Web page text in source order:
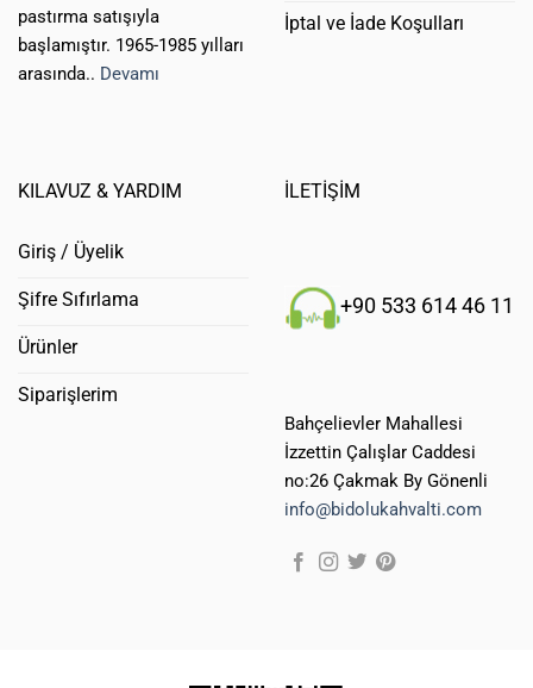
pastırma satışıyla
başlamıştır. 1965-1985 yılları
arasında.. Devamı
İptal ve İade Koşulları
KILAVUZ & YARDIM
Giriş / Üyelik
Şifre Sıfırlama
Ürünler
Siparişlerim
İLETİŞİM
+90 533 614 46 11
Bahçelievler Mahallesi
İzzettin Çalışlar Caddesi
no:26 Çakmak By Gönenli
info@bidolukahvalti.com